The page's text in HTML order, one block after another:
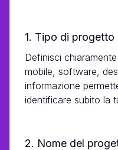
1. Tipo di progetto
Definisci
mobile, software,
informazione
identificare subito la
2. Nome del